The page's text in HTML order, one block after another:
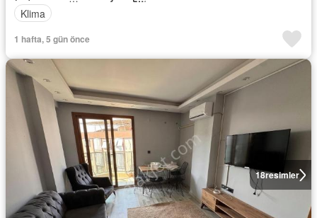
Klima
1 hafta, 5 gün önce
18resimler